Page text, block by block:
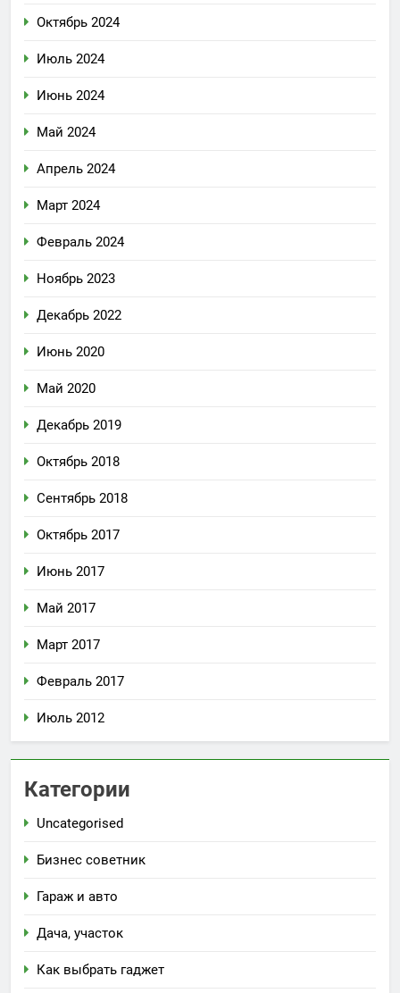
Октябрь 2024
Июль 2024
Июнь 2024
Май 2024
Апрель 2024
Март 2024
Февраль 2024
Ноябрь 2023
Декабрь 2022
Июнь 2020
Май 2020
Декабрь 2019
Октябрь 2018
Сентябрь 2018
Октябрь 2017
Июнь 2017
Май 2017
Март 2017
Февраль 2017
Июль 2012
Категории
Uncategorised
Бизнес советник
Гараж и авто
Дача, участок
Как выбрать гаджет